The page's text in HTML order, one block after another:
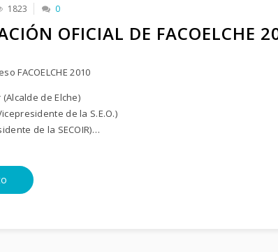
1823 0
OFICIAL DE FACOELCHE
FACOELCHE 2010
(Alcalde de Elche)
de la S.E.O.)
de la SECOIR)…